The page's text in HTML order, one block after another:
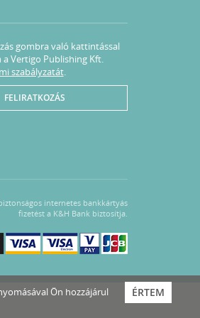
gombra való kattintással
Vertigo Publishing Kft.
szabályzatát.
FELIRATKOZÁS
internetes bankkártyás
fizetést a K&H Bank biztosítja.
ÉRTEM
Ön hozzájárul